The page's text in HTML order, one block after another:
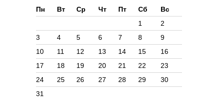
Пн
Вт Ср Чт Пт Сб Вс
1
2
3
4 5 6 7 8
9
10
11 12 13 14 15
16
17
18 19 20 21 22
23
24
25 26 27 28 29
30
31